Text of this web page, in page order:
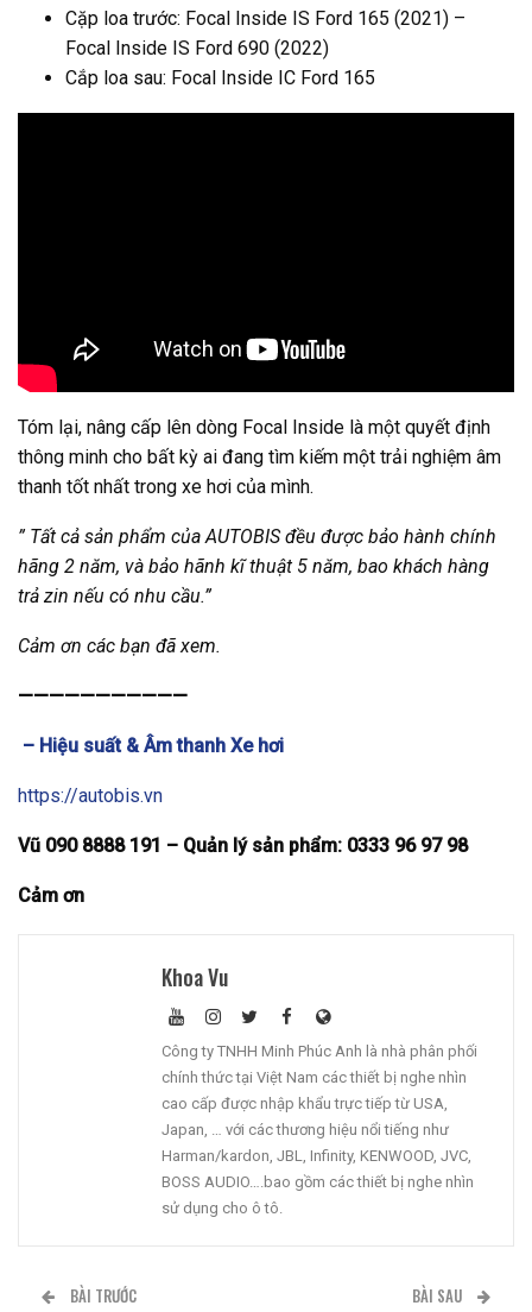
Cặp loa trước: Focal Inside IS Ford 165 (2021) –
Focal Inside IS Ford 690 (2022)
Cắp loa sau: Focal Inside IC Ford 165
Tóm lại, nâng cấp lên dòng Focal Inside là một quyết định
thông minh cho bất kỳ ai đang tìm kiếm một trải nghiệm âm
thanh tốt nhất trong xe hơi của mình.
” Tất cả sản phẩm của AUTOBIS đều được bảo hành chính
hãng 2 năm, và bảo hãnh kĩ thuật 5 năm, bao khách hàng
trả zin nếu có nhu cầu.”
Cảm ơn các bạn đã xem.
———————————
– Hiệu suất & Âm thanh Xe hơi
https://autobis.vn
Vũ 090 8888 191 – Quản lý sản phẩm: 0333 96 97 98
Cảm ơn
Khoa Vu
Công ty TNHH Minh Phúc Anh là nhà phân phối
chính thức tại Việt Nam các thiết bị nghe nhìn
cao cấp được nhập khẩu trực tiếp từ USA,
Japan, … với các thương hiệu nổi tiếng như
Harman/kardon, JBL, Infinity, KENWOOD, JVC,
BOSS AUDIO….bao gồm các thiết bị nghe nhìn
sử dụng cho ô tô.
BÀI TRƯỚC BÀI SAU